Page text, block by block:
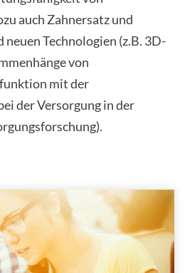
auch Zahnersatz und
Technologien (z.B. 3D-
von
mit der
der Versorgung in der